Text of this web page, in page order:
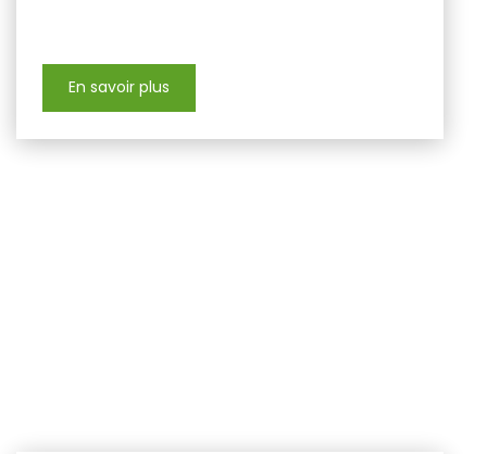
En savoir plus